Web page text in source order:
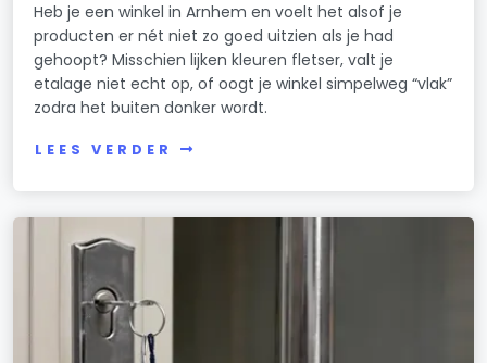
Heb je een winkel in Arnhem en voelt het alsof je
producten er nét niet zo goed uitzien als je had
gehoopt? Misschien lijken kleuren fletser, valt je
etalage niet echt op, of oogt je winkel simpelweg “vlak”
zodra het buiten donker wordt.
LEES VERDER